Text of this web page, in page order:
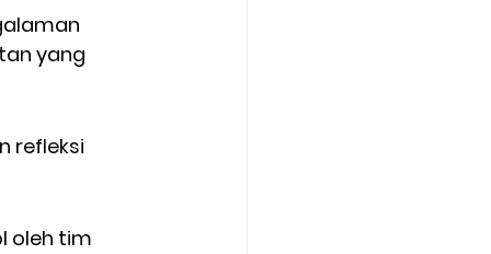
yang
refleksi
oleh tim